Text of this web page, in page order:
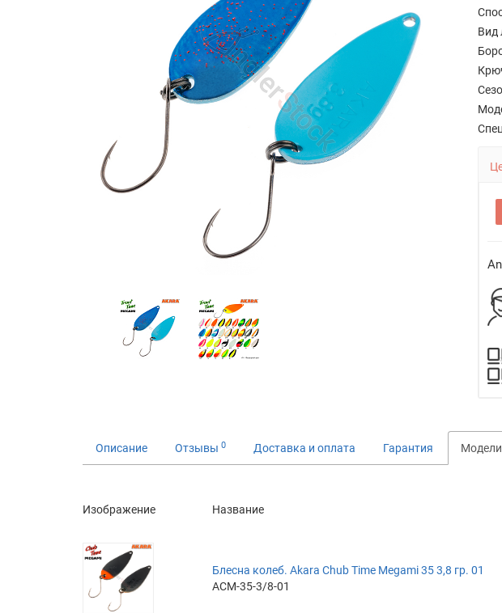
Вид
Описание Отзывы 0 Доставка и оплата Гарантия Модели
Изображение Название
Блесна колеб. Akara Chub Time Megami 35 3,8 гр. 01
ACM-35-3/8-01